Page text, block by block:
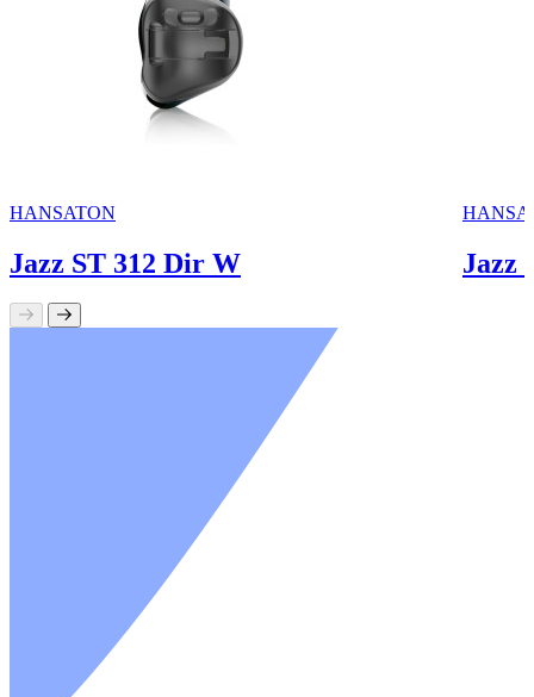
HANSATON
Jazz ST 312 Dir W Jazz